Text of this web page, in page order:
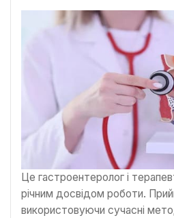
Це гастроентеролог і
річним досвідом роботи.
використовуючи сучасні